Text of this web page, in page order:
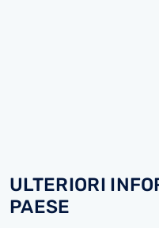
ULTERIORI
PAESE